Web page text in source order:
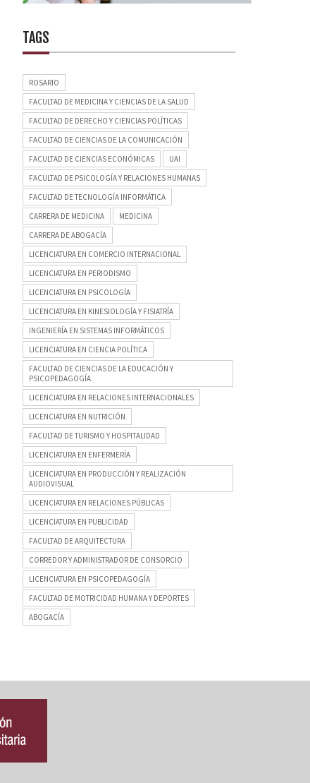
TAGS
ROSARIO
FACULTAD DE MEDICINA Y CIENCIAS DE LA SALUD
FACULTAD DE DERECHO Y CIENCIAS POLÍTICAS
FACULTAD DE CIENCIAS DE LA COMUNICACIÓN
FACULTAD DE CIENCIAS ECONÓMICAS
UAI
FACULTAD DE PSICOLOGÍA Y RELACIONES HUMANAS
FACULTAD DE TECNOLOGÍA INFORMÁTICA
CARRERA DE MEDICINA
MEDICINA
CARRERA DE ABOGACÍA
LICENCIATURA EN COMERCIO INTERNACIONAL
LICENCIATURA EN PERIODISMO
LICENCIATURA EN PSICOLOGÍA
LICENCIATURA EN KINESIOLOGÍA Y FISIATRÍA
INGENIERÍA EN SISTEMAS INFORMÁTICOS
LICENCIATURA EN CIENCIA POLÍTICA
FACULTAD DE CIENCIAS DE LA EDUCACIÓN Y
PSICOPEDAGOGÍA
LICENCIATURA EN RELACIONES INTERNACIONALES
LICENCIATURA EN NUTRICIÓN
FACULTAD DE TURISMO Y HOSPITALIDAD
LICENCIATURA EN ENFERMERÍA
LICENCIATURA EN PRODUCCIÓN Y REALIZACIÓN
AUDIOVISUAL
LICENCIATURA EN RELACIONES PÚBLICAS
LICENCIATURA EN PUBLICIDAD
FACULTAD DE ARQUITECTURA
CORREDOR Y ADMINISTRADOR DE CONSORCIO
LICENCIATURA EN PSICOPEDAGOGÍA
FACULTAD DE MOTRICIDAD HUMANA Y DEPORTES
ABOGACÍA